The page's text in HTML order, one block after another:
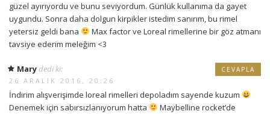
güzel ayırıyordu ve bunu seviyordum. Günlük kullanıma da gayet
uygundu. Sonra daha dolgun kirpikler istedim sanırım, bu rimel
yetersiz geldi bana
Max factor ve Loreal rimellerine bir göz atmanı
tavsiye ederim meleğim <3
Mary dedi ki:
26 ARALIK 2016, 20:26
İndirim alışverişimde loreal rimelleri depoladım sayende kuzum
Denemek için sabırsızlanıyorum hatta
Maybelline rocket’de
CEVAPLA